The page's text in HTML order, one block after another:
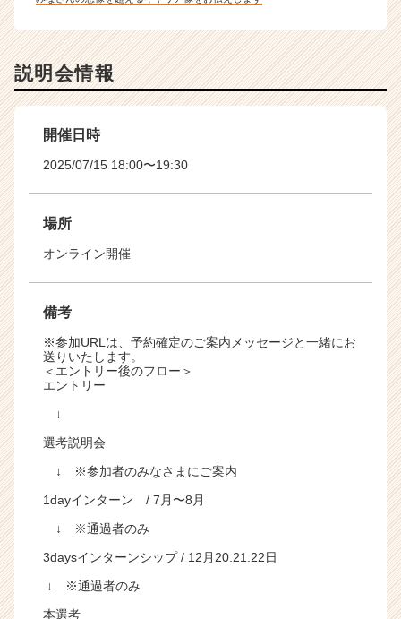
説明会情報
開催日時
2025/07/15 18:00〜19:30
場所
オンライン開催
備考
※参加URLは、予約確定のご案内メッセージと一緒にお
送りいたします。
＜エントリー後のフロー＞
エントリー
↓
選考説明会
↓ ※参加者のみなさまにご案内
1dayインターン / 7月〜8月
↓ ※通過者のみ
3daysインターンシップ / 12月20.21.22日
↓ ※通過者のみ
本選考